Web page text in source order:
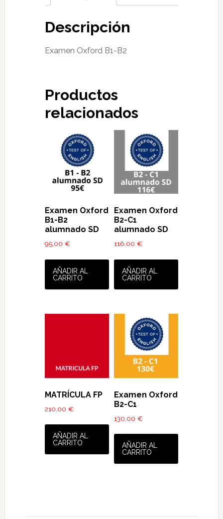
Descripción
Examen Oxford B1-B2
Productos
relacionados
Examen Oxford
B1-B2
alumnado SD
95,00 €
AÑADIR AL
CARRITO
Examen Oxford
B2-C1
alumnado SD
116,00€
AÑADIR AL
CARRITO
MATRÍCULA FP
210,00 €
AÑADIR AL
CARRITO
Examen Oxford
B2-C1
130,00€
AÑADIR AL
CARRITO